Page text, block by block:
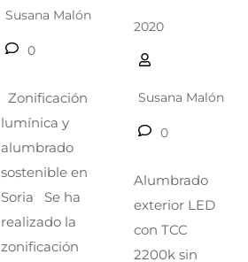
Susana Malón
0
Zonificación
lumínica y
alumbrado
sostenible en
Soria Se ha
realizado la
zonificación
2020
Susana Malón
0
Alumbrado
exterior LED
con TCC
2200k sin